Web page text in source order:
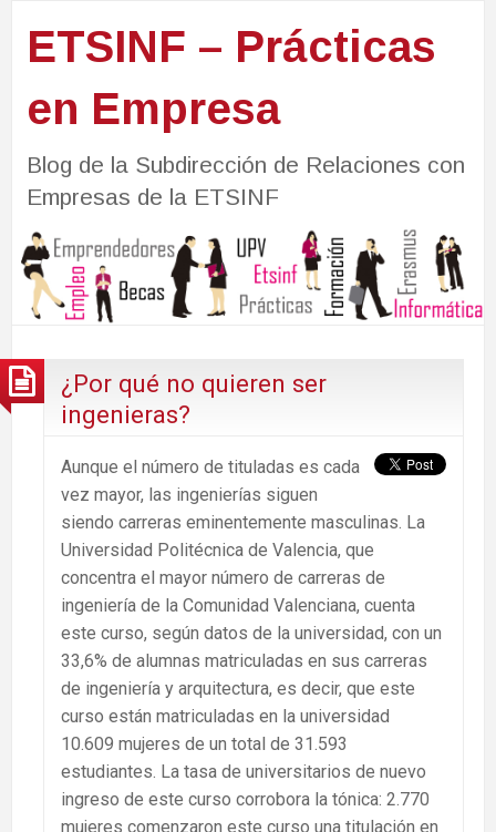
ETSINF – Prácticas
en Empresa
Blog de la Subdirección de Relaciones con
Empresas de la ETSINF
¿Por qué no quieren ser
ingenieras?
Aunque el número de tituladas es cada
vez mayor, las ingenierías siguen
siendo carreras eminentemente masculinas. La
Universidad Politécnica de Valencia, que
concentra el mayor número de carreras de
ingeniería de la Comunidad Valenciana, cuenta
este curso, según datos de la universidad, con un
33,6% de alumnas matriculadas en sus carreras
de ingeniería y arquitectura, es decir, que este
curso están matriculadas en la universidad
10.609 mujeres de un total de 31.593
estudiantes. La tasa de universitarios de nuevo
ingreso de este curso corrobora la tónica: 2.770
mujeres comenzaron este curso una titulación en